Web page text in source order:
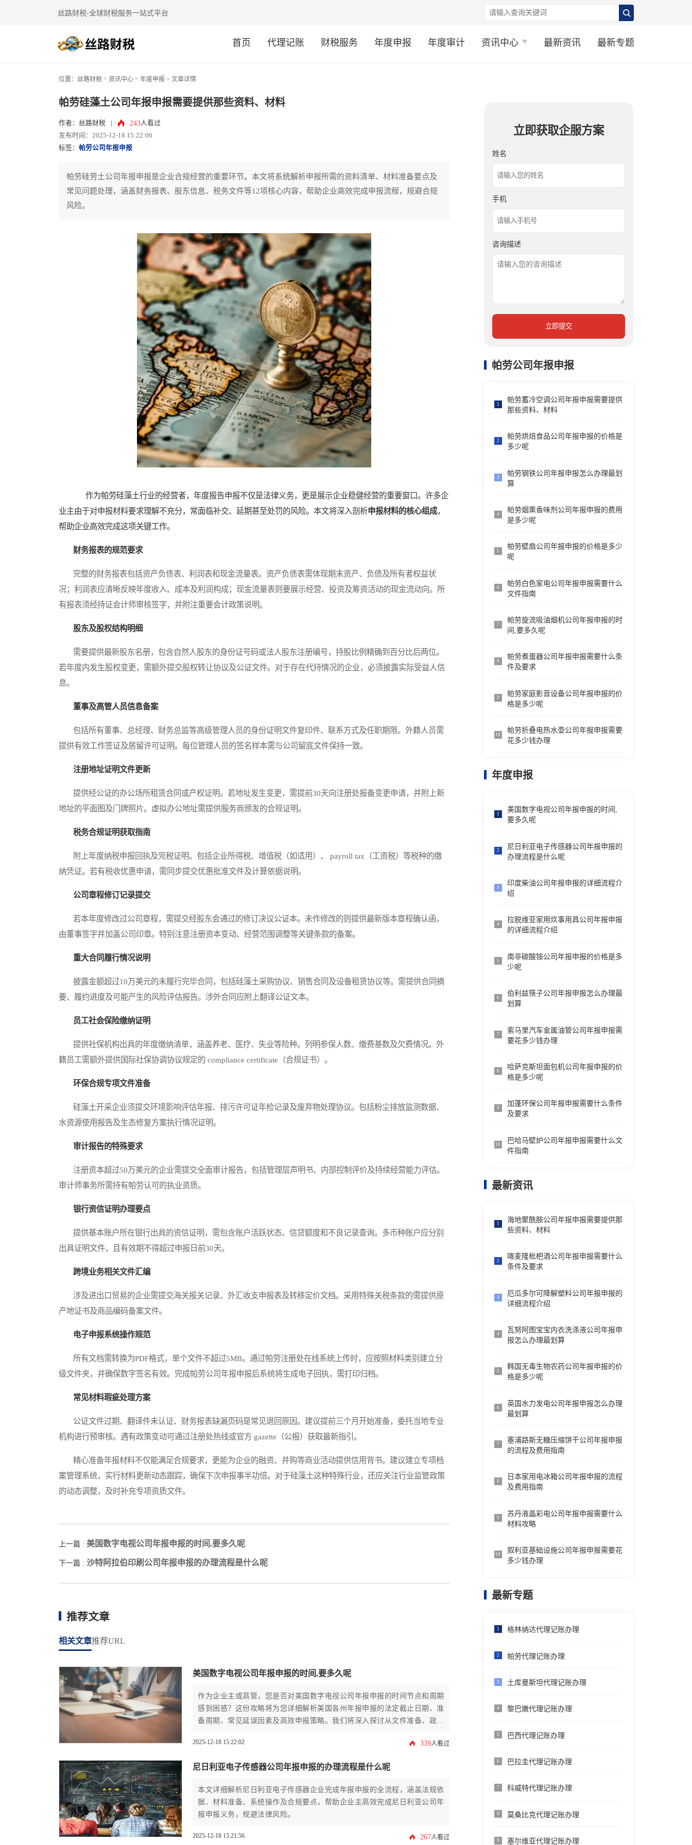
丝路财税-全球财税服务一站式平台
首页 代理记账 财税服务 年度申报 年度审计 资讯中心 最新资讯 最新专题
位置： 丝路财税 > 资讯中心 > 年度申报 > 文章详情
帕劳硅藻土公司年报申报需要提供那些资料、材料
作者：丝路财税 243人看过
发布时间：2025-12-18 15:22:06
标签： 帕劳公司年报申报
帕劳硅劳土公司年报申报是企业合规经营的重要环节。本文将系统解析申报所需的资料清单、材料准备要点及
常见问题处理，涵盖财务报表、股东信息、税务文件等12项核心内容，帮助企业高效完成申报流程，规避合规
风险。
作为帕劳硅藻土行业的经营者，年度报告申报不仅是法律义务，更是展示企业稳健经营的重要窗口。许多企
业主由于对申报材料要求理解不充分，常面临补交、延期甚至处罚的风险。本文将深入剖析申报材料的核心组成，
帮助企业高效完成这项关键工作。
财务报表的规范要求
完整的财务报表包括资产负债表、利润表和现金流量表。资产负债表需体现期末资产、负债及所有者权益状
况；利润表应清晰反映年度收入、成本及利润构成；现金流量表则要展示经营、投资及筹资活动的现金流动向。所
有报表须经持证会计师审核签字，并附注重要会计政策说明。
股东及股权结构明细
需要提供最新股东名册，包含自然人股东的身份证号码或法人股东注册编号，持股比例精确到百分比后两位。
若年度内发生股权变更，需额外提交股权转让协议及公证文件。对于存在代持情况的企业，必须披露实际受益人信
息。
董事及高管人员信息备案
包括所有董事、总经理、财务总监等高级管理人员的身份证明文件复印件、联系方式及任职期限。外籍人员需
提供有效工作签证及居留许可证明。每位管理人员的签名样本需与公司留底文件保持一致。
注册地址证明文件更新
提供经公证的办公场所租赁合同或产权证明。若地址发生变更，需提前30天向注册处报备变更申请，并附上新
地址的平面图及门牌照片。虚拟办公地址需提供服务商颁发的合规证明。
税务合规证明获取指南
附上年度纳税申报回执及完税证明。包括企业所得税、增值税（如适用）、 payroll tax（工资税）等税种的缴
纳凭证。若有税收优惠申请，需同步提交优惠批准文件及计算依据说明。
公司章程修订记录提交
若本年度修改过公司章程，需提交经股东会通过的修订决议公证本。未作修改的则提供最新版本章程确认函，
由董事签字并加盖公司印章。特别注意注册资本变动、经营范围调整等关键条款的备案。
重大合同履行情况说明
披露金额超过10万美元的未履行完毕合同，包括硅藻土采购协议、销售合同及设备租赁协议等。需提供合同摘
要、履约进度及可能产生的风险评估报告。涉外合同应附上翻译公证文本。
员工社会保险缴纳证明
提供社保机构出具的年度缴纳清单，涵盖养老、医疗、失业等险种。列明参保人数、缴费基数及欠费情况。外
籍员工需额外提供国际社保协调协议规定的 compliance certificate（合规证书）。
环保合规专项文件准备
硅藻土开采企业须提交环境影响评估年报、排污许可证年检记录及废弃物处理协议。包括粉尘排放监测数据、
水资源使用报告及生态修复方案执行情况证明。
审计报告的特殊要求
注册资本超过50万美元的企业需提交全面审计报告，包括管理层声明书、内部控制评价及持续经营能力评估。
审计师事务所需持有帕劳认可的执业资质。
银行资信证明办理要点
提供基本账户所在银行出具的资信证明，需包含账户活跃状态、信贷额度和不良记录查询。多币种账户应分别
出具证明文件，且有效期不得超过申报日前30天。
跨境业务相关文件汇编
涉及进出口贸易的企业需提交海关报关记录、外汇收支申报表及转移定价文档。采用特殊关税条款的需提供原
产地证书及商品编码备案文件。
电子申报系统操作规范
所有文档需转换为PDF格式，单个文件不超过5MB。通过帕劳注册处在线系统上传时，应按照材料类别建立分
级文件夹，并确保数字签名有效。完成帕劳公司年报申报后系统将生成电子回执，需打印归档。
常见材料瑕疵处理方案
公证文件过期、翻译件未认证、财务报表缺漏页码是常见退回原因。建议提前三个月开始准备，委托当地专业
机构进行预审核。遇有政策变动可通过注册处热线或官方 gazette（公报）获取最新指引。
精心准备年报材料不仅能满足合规要求，更能为企业的融资、并购等商业活动提供信用背书。建议建立专项档
案管理系统，实行材料更新动态跟踪，确保下次申报事半功倍。对于硅藻土这种特殊行业，还应关注行业监管政策
的动态调整，及时补充专项资质文件。
上一篇 : 美国数字电视公司年报申报的时间,要多久呢
下一篇 : 沙特阿拉伯印刷公司年报申报的办理流程是什么呢
推荐文章
相关文章推荐URL
美国数字电视公司年报申报的时间,要多久呢
作为企业主或高管，您是否对美国数字电视公司年报申报的时间节点和周期
感到困惑？这份攻略将为您详细解析美国各州年报申报的法定截止日期、准
备周期、常见延误因素及高效申报策略。我们将深入探讨从文件准备、政府
险，确保公司合规运营。理解美国公司年报申报的复杂性，是维护企业良好
2025-12-18 15:22:02 339人看过
尼日利亚电子传感器公司年报申报的办理流程是什么呢
本文详细解析尼日利亚电子传感器企业完成年报申报的全流程，涵盖法规依
据、材料准备、系统操作及合规要点，帮助企业主高效完成尼日利亚公司年
报申报义务，规避法律风险。
2025-12-18 15:21:56 267人看过
立即获取企服方案
姓名
手机
咨询描述
立即提交
帕劳公司年报申报
1
帕劳蓄冷空调公司年报申报需要提供
那些资料、材料
2
帕劳烘焙食品公司年报申报的价格是
多少呢
3
帕劳钢铁公司年报申报怎么办理最划
算
4
帕劳烟熏香味剂公司年报申报的费用
是多少呢
5
帕劳壁扇公司年报申报的价格是多少
呢
6
帕劳白色家电公司年报申报需要什么
文件指南
7
帕劳旋流吸油烟机公司年报申报的时
间,要多久呢
8
帕劳煮蛋器公司年报申报需要什么条
件及要求
9
帕劳家庭影音设备公司年报申报的价
格是多少呢
10
帕劳折叠电热水壶公司年报申报需要
花多少钱办理
年度申报
1
美国数字电视公司年报申报的时间,
要多久呢
2
尼日利亚电子传感器公司年报申报的
办理流程是什么呢
3
印度柴油公司年报申报的详细流程介
绍
4
拉脱维亚家用炊事用具公司年报申报
的详细流程介绍
5
南非碳酸铵公司年报申报的价格是多
少呢
6
伯利兹筷子公司年报申报怎么办理最
划算
7
索马里汽车金属油管公司年报申报需
要花多少钱办理
8
哈萨克斯坦面包机公司年报申报的价
格是多少呢
9
加蓬环保公司年报申报需要什么条件
及要求
10
巴哈马壁炉公司年报申报需要什么文
件指南
最新资讯
1
海地聚酰胺公司年报申报需要提供那
些资料、材料
2
喀麦隆枇杷酒公司年报申报需要什么
条件及要求
3
厄瓜多尔可降解塑料公司年报申报的
详细流程介绍
4
瓦努阿图宝宝内衣洗涤液公司年报申
报怎么办理最划算
5
韩国无毒生物农药公司年报申报的价
格是多少呢
6
英国水力发电公司年报申报怎么办理
最划算
7
塞浦路斯无糖压缩饼干公司年报申报
的流程及费用指南
8
日本家用电冰箱公司年报申报的流程
及费用指南
9
苏丹液晶彩电公司年报申报需要什么
材料攻略
10
叙利亚基础设施公司年报申报需要花
多少钱办理
最新专题
1 格林纳达代理记账办理
2 帕劳代理记账办理
3 土库曼斯坦代理记账办理
4 黎巴嫩代理记账办理
5 巴西代理记账办理
6 巴拉圭代理记账办理
7 科威特代理记账办理
8 莫桑比克代理记账办理
9 塞尔维亚代理记账办理